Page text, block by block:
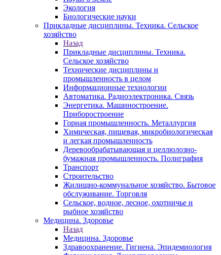
Экология
Биологические науки
Прикладные дисциплины. Техника. Сельское
хозяйство
Назад
Прикладные дисциплины. Техника.
Сельское хозяйство
Технические дисциплины и
промышленность в целом
Информационные технологии
Автоматика. Радиоэлектроника. Связь
Энергетика. Машиностроение.
Приборостроение
Горная промышленность. Металлургия
Химическая, пищевая, микробиологическая
и легкая промышленность
Деревообрабатывающая и целлюлозно-
бумажная промышленность. Полиграфия
Транспорт
Строительство
Жилищно-коммунальное хозяйство. Бытовое
обслуживание. Торговля
Сельское, водное, лесное, охотничье и
рыбное хозяйство
Медицина. Здоровье
Назад
Медицина. Здоровье
Здравоохранение. Гигиена. Эпидемиология